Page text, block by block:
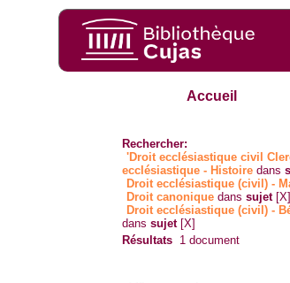
Accueil
Rechercher:
'Droit ecclésiastique civil
ecclésiastique - Histoire dans
Droit ecclésiastique (civil) -
Droit canonique danssujet [X]
Droit ecclésiastique (civil) -
danssujet [X]
Résultats 1 document